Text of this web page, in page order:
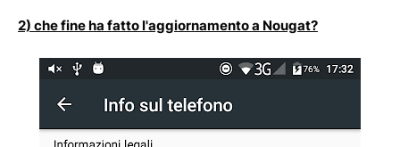
2) che fine ha fatto l'aggiornamento a Nougat?